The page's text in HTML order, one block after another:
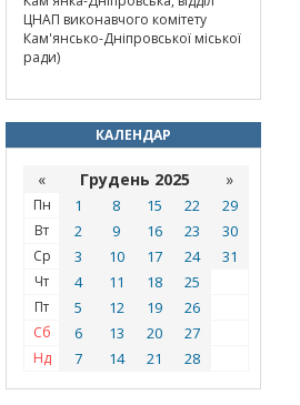
ЦНАП виконавчого комітету
Кам'янсько-Дніпровської міської
ради)
КАЛЕНДАР
« Грудень 2025 »
Пн 1 8 15 22 29
Вт 2 9 16 23 30
Ср 3 10 17 24 31
Чт 4 11 18 25
Пт 5 12 19 26
Сб 6 13 20 27
Нд 7 14 21 28